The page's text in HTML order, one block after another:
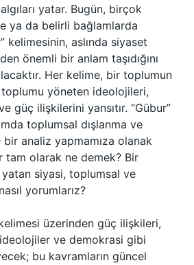
yatar. Bugün, birçok
ya da belirli bağlamlarda
kelimesinin, aslında siyaset
önemli bir anlam taşıdığını
Her kelime, bir toplumun
yöneten ideolojileri,
güç ilişkilerini yansıtır. “Gübur”
toplumsal dışlanma ve
analiz yapmamıza olanak
tam olarak ne demek? Bir
yatan siyasi, toplumsal ve
yorumlarız?
üzerinden güç ilişkileri,
ve demokrasi gibi
bu kavramların güncel